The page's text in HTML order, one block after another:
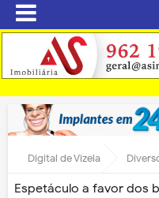
Digital de Vizela
Espetáculo a favor dos